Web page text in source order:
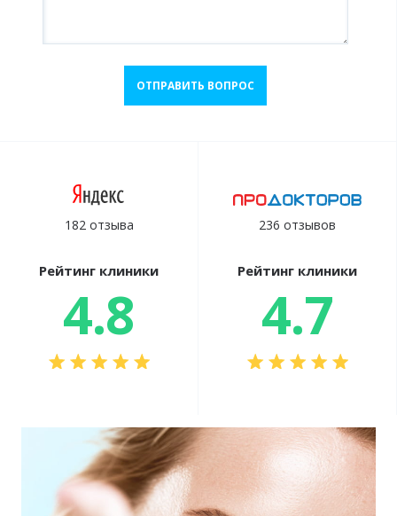
ОТПРАВИТЬ ВОПРОС
182 отзыва
Рейтинг клиники
4.8
236 отзывов
Рейтинг клиники
4.7